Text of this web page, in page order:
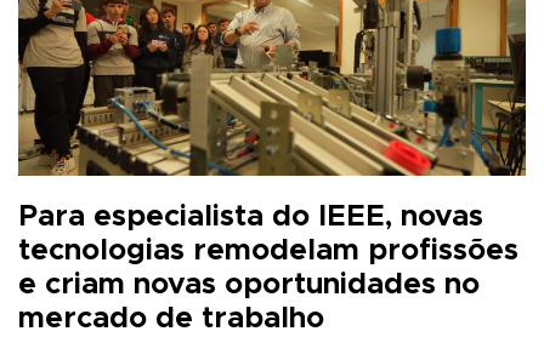
Para especialista do IEEE, novas
tecnologias remodelam profissões
e criam novas oportunidades no
mercado de trabalho